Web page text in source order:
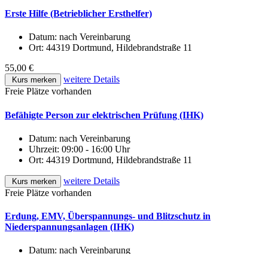
Erste Hilfe (Betrieblicher Ersthelfer)
Datum: nach Vereinbarung
Ort: 44319 Dortmund, Hildebrandstraße 11
55,00 €
Kurs merken
weitere Details
Freie Plätze vorhanden
Befähigte Person zur elektrischen Prüfung (IHK)
Datum: nach Vereinbarung
Uhrzeit: 09:00 - 16:00 Uhr
Ort: 44319 Dortmund, Hildebrandstraße 11
Kurs merken
weitere Details
Freie Plätze vorhanden
Erdung, EMV, Überspannungs- und Blitzschutz in
Niederspannungsanlagen (IHK)
Datum: nach Vereinbarung